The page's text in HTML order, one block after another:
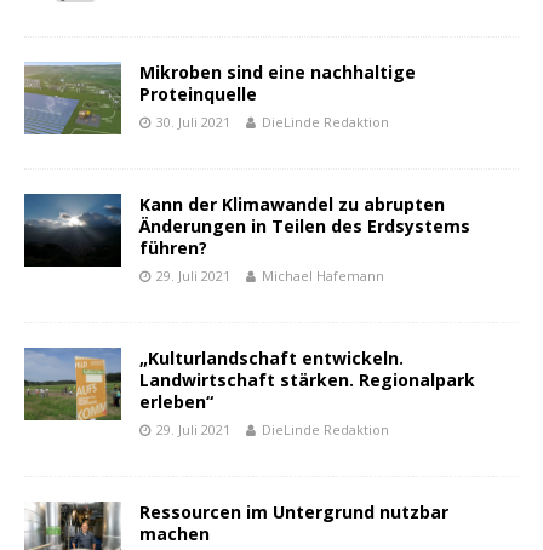
Mikroben sind eine nachhaltige
Proteinquelle
30. Juli 2021 DieLinde Redaktion
Kann der Klimawandel zu abrupten
Änderungen in Teilen des Erdsystems
führen?
29. Juli 2021 Michael Hafemann
„Kulturlandschaft entwickeln.
Landwirtschaft stärken. Regionalpark
erleben“
29. Juli 2021 DieLinde Redaktion
Ressourcen im Untergrund nutzbar
machen